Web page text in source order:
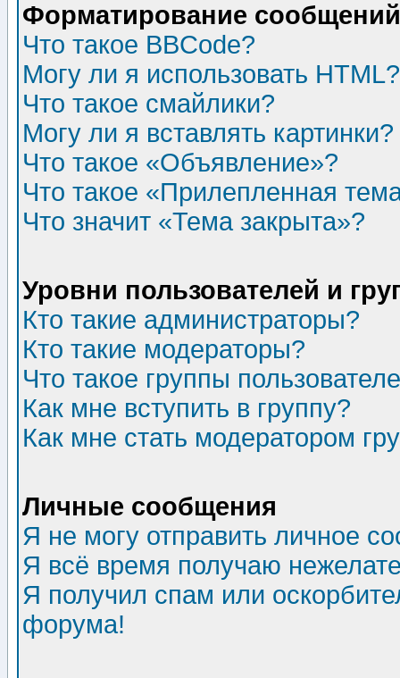
Форматирование
Что такое BBCode?
Могу ли я использовать HTML?
Что такое смайлики?
Могу ли я вставлять картинки?
Что такое «Объявление»?
Что такое «Прилепленная
Что значит «Тема закрыта»?
Уровни пользователей и
Кто такие администраторы?
Кто такие модераторы?
Что такое группы
Как мне вступить в группу?
Как мне стать модератором
Личные сообщения
Я не могу отправить личное
Я всё время получаю
Я получил спам или
форума!